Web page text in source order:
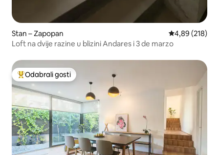
Stan – Zapopan Prosječna
4,89 (218)
Loft na dvije razine u blizini Andares i 3 de marzo
Među najviše rangiranima s oznakom „Odabrali gosti”
Odabrali gosti